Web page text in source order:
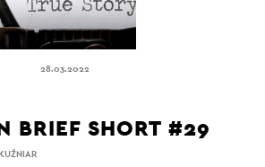
28.03.2022
BRIEF SHORT #29